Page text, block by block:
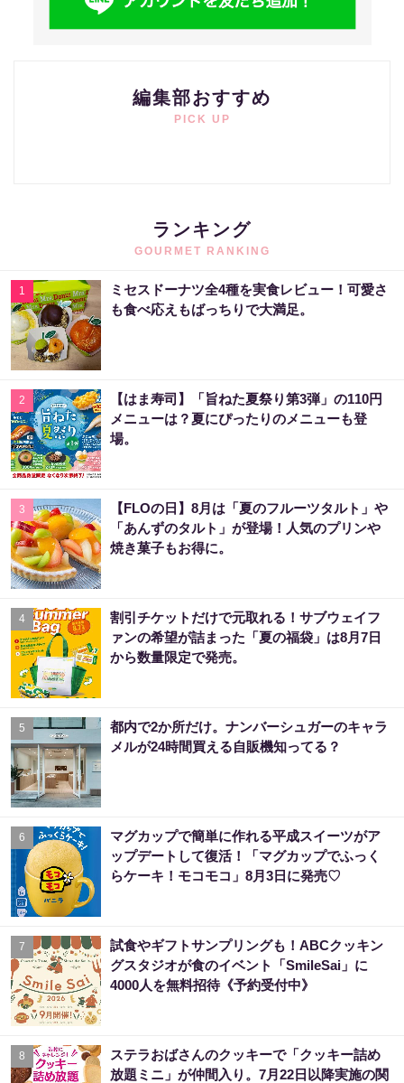
編集部おすすめ
PICK UP
ランキング
GOURMET RANKING
1
ミセスドーナツ全4種を実食レビュー！可愛さ
も食べ応えもばっちりで大満足。
2
【はま寿司】「旨ねた夏祭り第3弾」の110円
メニューは？夏にぴったりのメニューも登
場。
3
【FLOの日】8月は「夏のフルーツタルト」や
「あんずのタルト」が登場！人気のプリンや
焼き菓子もお得に。
4
割引チケットだけで元取れる！サブウェイフ
ァンの希望が詰まった「夏の福袋」は8月7日
から数量限定で発売。
5
都内で2か所だけ。ナンバーシュガーのキャラ
メルが24時間買える自販機知ってる？
6
マグカップで簡単に作れる平成スイーツがア
ップデートして復活！「マグカップでふっく
らケーキ！モコモコ」8月3日に発売♡
7
試食やギフトサンプリングも！ABCクッキン
グスタジオが食のイベント「SmileSai」に
4000人を無料招待《予約受付中》
8
ステラおばさんのクッキーで「クッキー詰め
放題ミニ」が仲間入り。7月22日以降実施の関